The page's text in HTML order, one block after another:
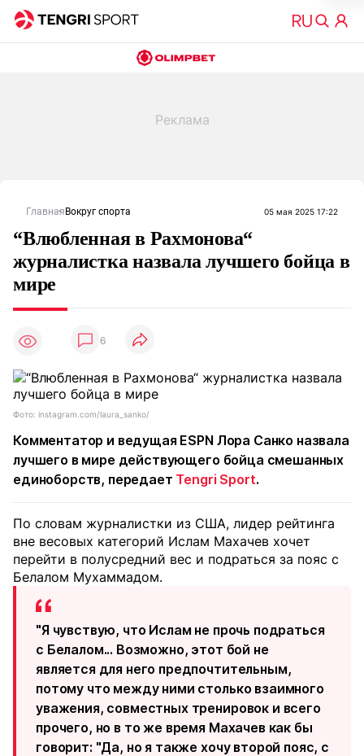
Главная Вокруг спорта 05 мая 2025 17:22
“Влюбленная в Рахмонова“
журналистка назвала лучшего бойца в
мире
6
Фото: instagram.com/laura_sanko/
Комментатор и ведущая ESPN Лора Санко назвала
лучшего в мире действующего бойца смешанных
единоборств, передает Tengri Sport.
По словам журналистки из США, лидер рейтинга
вне весовых категорий Ислам Махачев хочет
перейти в полусредний вес и подраться за пояс с
Белалом Мухаммадом.
"Я чувствую, что Ислам не прочь подраться
с Белалом... Возможно, этот бой не
является для него предпочтительным,
потому что между ними столько взаимного
уважения, совместных тренировок и всего
прочего, но в то же время Махачев как бы
говорит: "Да, но я также хочу второй пояс, с